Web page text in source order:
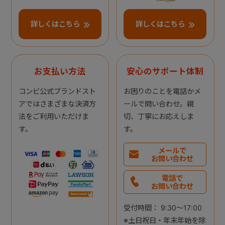
詳しくはこちら 詳しくはこちら
お支払い方法
コンビ公式ブランドスト
アではさまざまな決済方
法をご利用いただけま
す。
安心のサポート体制
お困りのことを電話かメ
ールで問い合わせ。親
切、丁寧にお応えしま
す。
メールで
お問い合わせ
電話で
お問い合わせ
受付時間： 9:30～17:00
※土日祝日・年末年始を除